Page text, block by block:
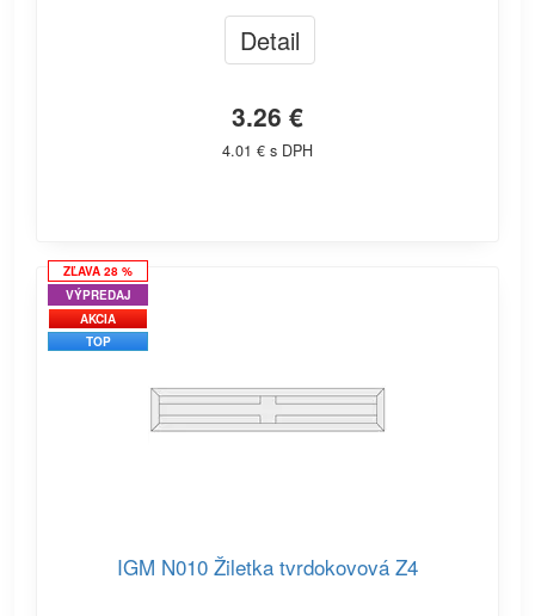
Detail
3.26 €
4.01 € s DPH
ZĽAVA 28 %
VÝPREDAJ
AKCIA
TOP
IGM N010 Žiletka tvrdokovová Z4